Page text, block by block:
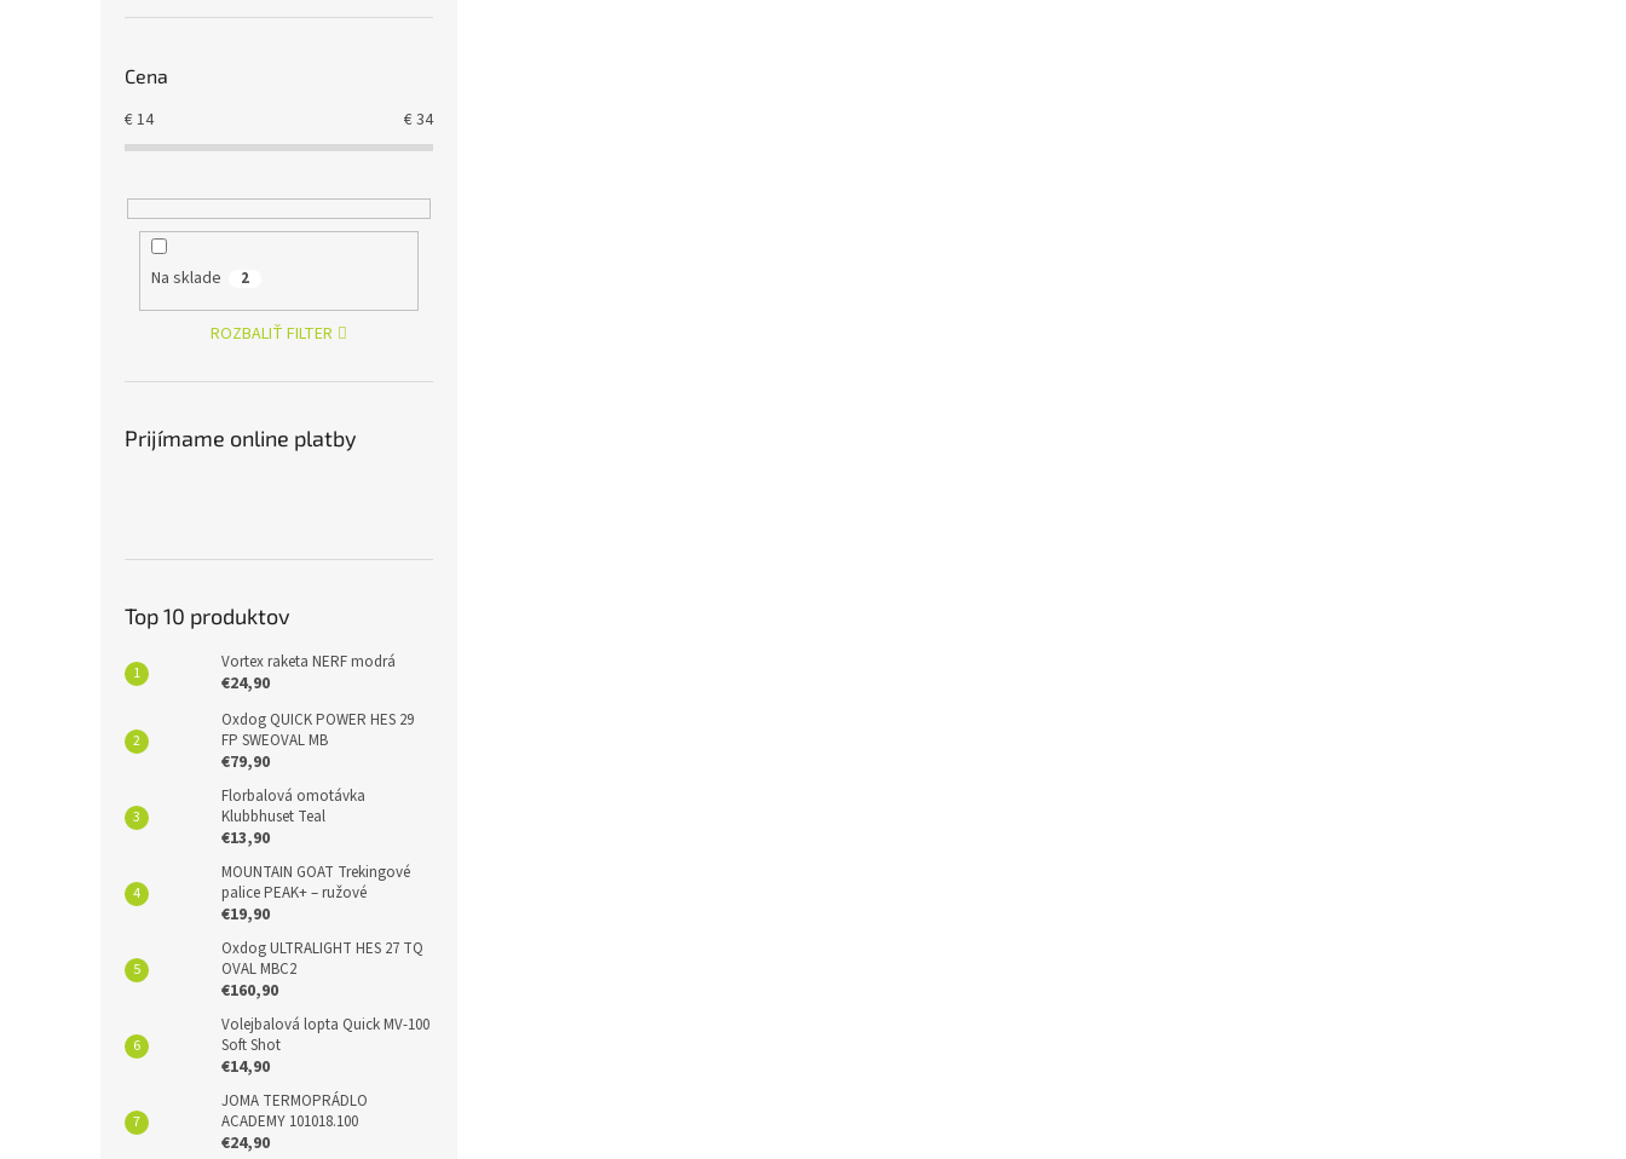
Cena
€14 €34
Na sklade 2
ROZBALIŤ FILTER
Prijímame online platby
Top 10 produktov
Vortex raketa NERF modrá
€24,90
Oxdog QUICK POWER HES 29
FP SWEOVAL MB
€79,90
Florbalová omotávka
Klubbhuset Teal
€13,90
MOUNTAIN GOAT Trekingové
palice PEAK+ – ružové
€19,90
Oxdog ULTRALIGHT HES 27 TQ
OVAL MBC2
€160,90
Volejbalová lopta Quick MV-100
Soft Shot
€14,90
JOMA TERMOPRÁDLO
ACADEMY 101018.100
€24,90